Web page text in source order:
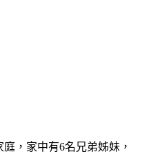
亞拉表示因為自己也身為